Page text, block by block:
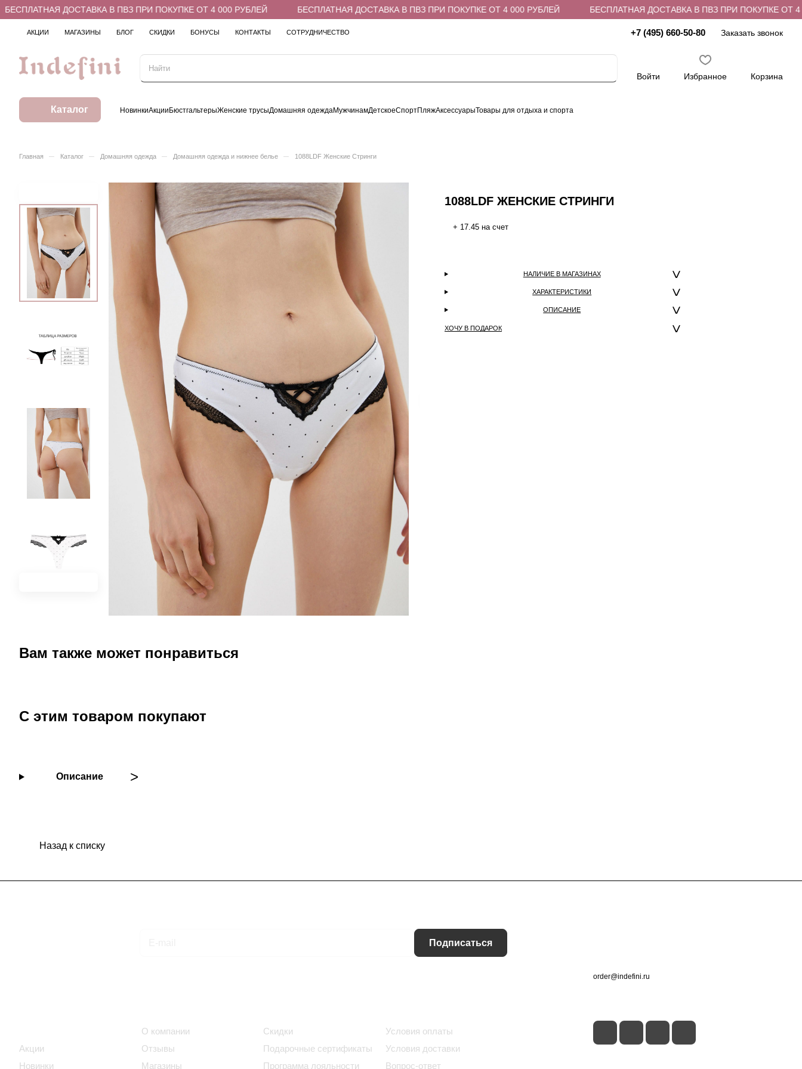
ДОСТАВКА В ПВЗ ПРИ ПОКУПКЕ ОТ 4 000 РУБЛЕЙ БЕСПЛАТНАЯ ДОСТАВКА В ПВЗ ПРИ ПОКУПКЕ ОТ 4 000 РУБЛЕЙ БЕСПЛАТНАЯ ДОСТАВКА В ПВЗ ПРИ ПОКУПКЕ ОТ 4
АКЦИИ МАГАЗИНЫ БЛОГ СКИДКИ БОНУСЫ КОНТАКТЫ СОТРУДНИЧЕСТВО +7 (495) 660-50-80 Заказать звонок
Войти Избранное Корзина
Каталог НовинкиАкцииБюстгальтерыЖенские трусыДомашняя одеждаМужчинамДетскоеСпортПляжАксессуарыТовары для отдыха и спорта
Главная – Каталог – Домашняя одежда – Домашняя одежда и нижнее белье – 1088LDF Женские Стринги
1088LDF ЖЕНСКИЕ СТРИНГИ
+ 17.45 на счет
НАЛИЧИЕ В МАГАЗИНАХ
ХАРАКТЕРИСТИКИ
ОПИСАНИЕ
ХОЧУ В ПОДАРОК
Вам также может понравиться
С этим товаром покупают
Описание
Назад к списку
Подписаться
Акции
Новинки
О компании
Отзывы
Магазины
Скидки
Подарочные сертификаты
Программа лояльности
Условия оплаты
Условия доставки
Вопрос-ответ
order@indefini.ru